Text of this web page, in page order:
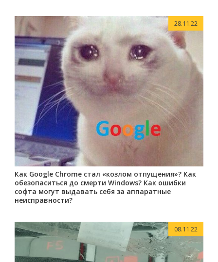
28.11.22
Как Google Chrome стал «козлом отпущения»? Как
обезопаситься до смерти Windows? Как ошибки
софта могут выдавать себя за аппаратные
неисправности?
08.11.22